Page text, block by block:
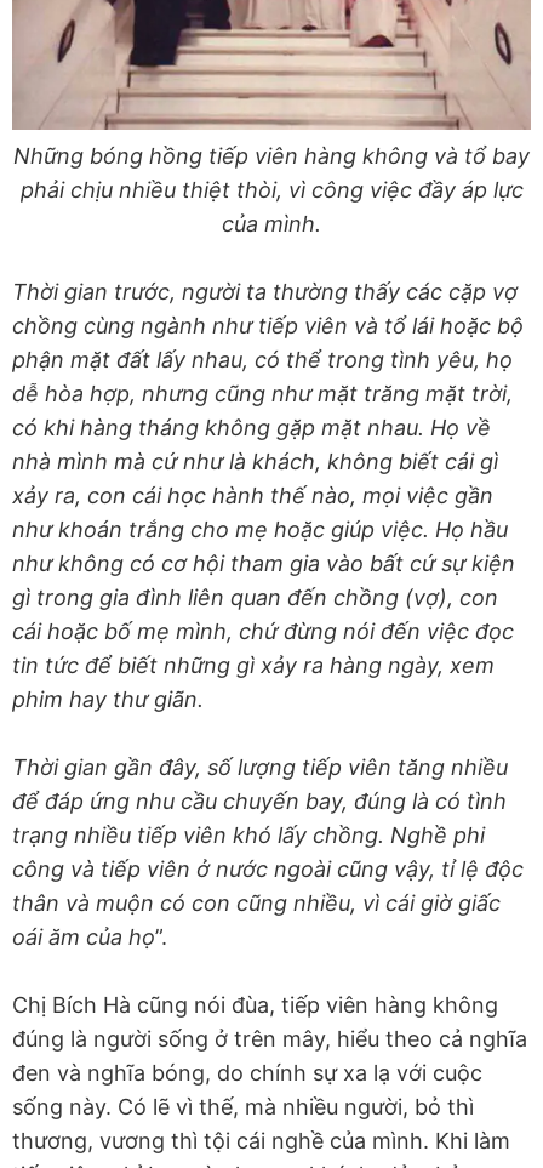
Những bóng hồng tiếp viên hàng không và tổ bay
phải chịu nhiều thiệt thòi, vì công việc đầy áp lực
của mình.
Thời gian trước, người ta thường thấy các cặp vợ
chồng cùng ngành như tiếp viên và tổ lái hoặc bộ
phận mặt đất lấy nhau, có thể trong tình yêu, họ
dễ hòa hợp, nhưng cũng như mặt trăng mặt trời,
có khi hàng tháng không gặp mặt nhau. Họ về
nhà mình mà cứ như là khách, không biết cái gì
xảy ra, con cái học hành thế nào, mọi việc gần
như khoán trắng cho mẹ hoặc giúp việc. Họ hầu
như không có cơ hội tham gia vào bất cứ sự kiện
gì trong gia đình liên quan đến chồng (vợ), con
cái hoặc bố mẹ mình, chứ đừng nói đến việc đọc
tin tức để biết những gì xảy ra hàng ngày, xem
phim hay thư giãn.
Thời gian gần đây, số lượng tiếp viên tăng nhiều
để đáp ứng nhu cầu chuyến bay, đúng là có tình
trạng nhiều tiếp viên khó lấy chồng. Nghề phi
công và tiếp viên ở nước ngoài cũng vậy, tỉ lệ độc
thân và muộn có con cũng nhiều, vì cái giờ giấc
oái ăm của họ”.
Chị Bích Hà cũng nói đùa, tiếp viên hàng không
đúng là người sống ở trên mây, hiểu theo cả nghĩa
đen và nghĩa bóng, do chính sự xa lạ với cuộc
sống này. Có lẽ vì thế, mà nhiều người, bỏ thì
thương, vương thì tội cái nghề của mình. Khi làm